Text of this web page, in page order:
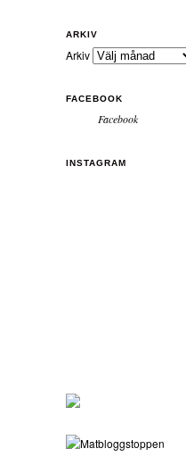
ARKIV
Arkiv
FACEBOOK
Facebook
INSTAGRAM